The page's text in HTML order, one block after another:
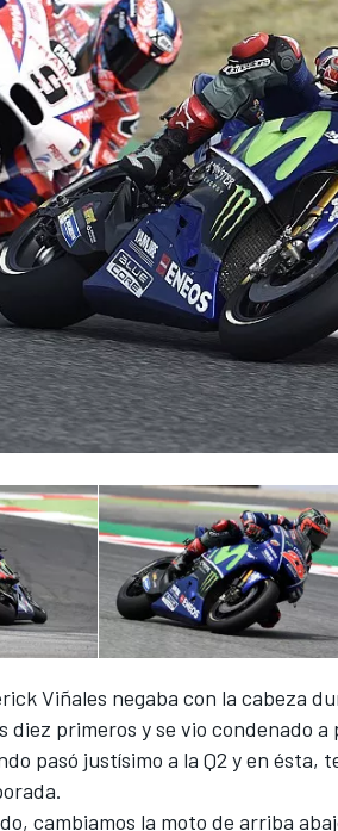
Viñales negaba con la cabeza
diez primeros y se vio condenado a
pasó justísimo a la Q2y en ésta,
cambiamos la moto de arriba